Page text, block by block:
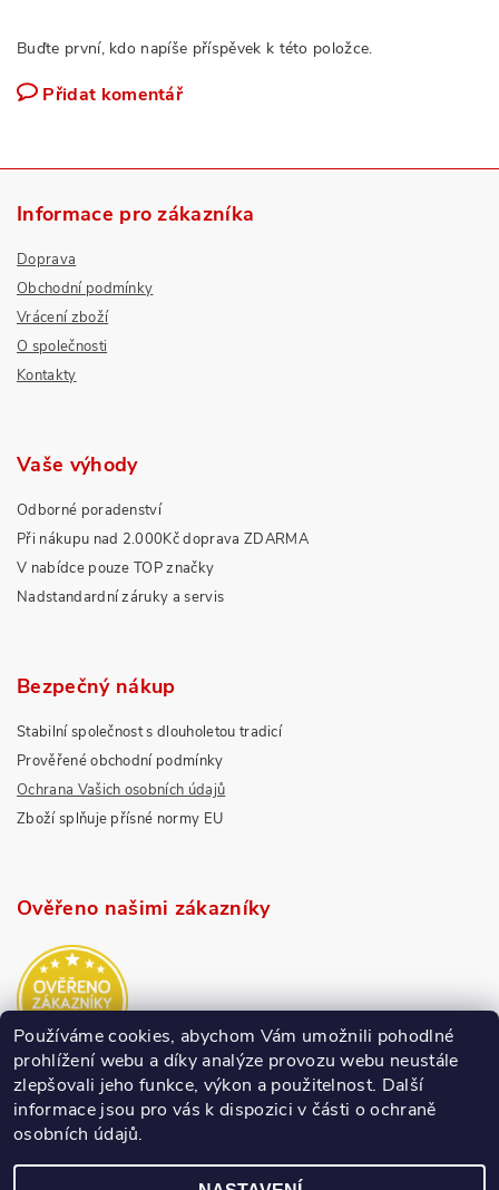
Buďte první, kdo napíše příspěvek k této položce.
Přidat komentář
Informace pro zákazníka
Doprava
Obchodní podmínky
Vrácení zboží
O společnosti
Kontakty
Vaše výhody
Odborné poradenství
Při nákupu nad 2.000Kč doprava ZDARMA
V nabídce pouze TOP značky
Nadstandardní záruky a servis
Bezpečný nákup
Stabilní společnost s dlouholetou tradicí
Prověřené obchodní podmínky
Ochrana Vašich osobních údajů
Zboží splňuje přísné normy EU
Ověřeno našimi zákazníky
Používáme cookies, abychom Vám umožnili pohodlné
prohlížení webu a díky analýze provozu webu neustále
zlepšovali jeho funkce, výkon a použitelnost. Další
informace jsou pro vás k dispozici v části o ochraně
osobních údajů.